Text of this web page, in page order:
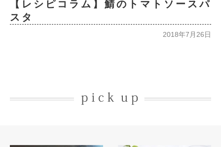
【レシピコラム】鯖のトマトソースパ
スタ
2018年7月26日